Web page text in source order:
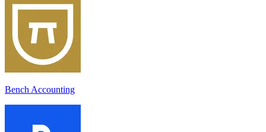
Bench Accounting